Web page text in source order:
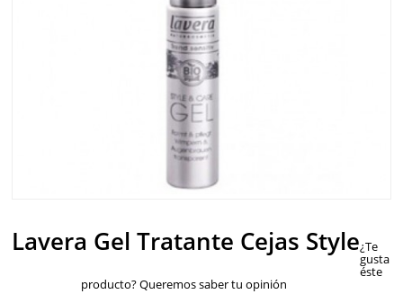
Lavera Gel Tratante Cejas Style¿Te
gusta
éste
producto? Queremos saber tu opinión